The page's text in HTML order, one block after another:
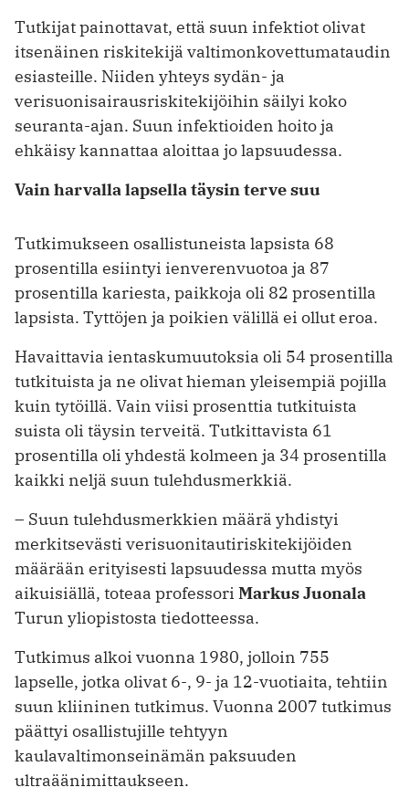
Tutkijat painottavat, että suun infektiot olivat
itsenäinen riskitekijä valtimonkovettumataudin
esiasteille. Niiden yhteys sydän- ja
verisuonisairausriskitekijöihin säilyi koko
seuranta-ajan. Suun infektioiden hoito ja
ehkäisy kannattaa aloittaa jo lapsuudessa.
Vain harvalla lapsella täysin terve suu
Tutkimukseen osallistuneista lapsista 68
prosentilla esiintyi ienverenvuotoa ja 87
prosentilla kariesta, paikkoja oli 82 prosentilla
lapsista. Tyttöjen ja poikien välillä ei ollut eroa.
Havaittavia ientaskumuutoksia oli 54 prosentilla
tutkituista ja ne olivat hieman yleisempiä pojilla
kuin tytöillä. Vain viisi prosenttia tutkituista
suista oli täysin terveitä. Tutkittavista 61
prosentilla oli yhdestä kolmeen ja 34 prosentilla
kaikki neljä suun tulehdusmerkkiä.
– Suun tulehdusmerkkien määrä yhdistyi
merkitsevästi verisuonitautiriskitekijöiden
määrään erityisesti lapsuudessa mutta myös
aikuisiällä, toteaa professori Markus Juonala
Turun yliopistosta tiedotteessa.
Tutkimus alkoi vuonna 1980, jolloin 755
lapselle, jotka olivat 6-, 9- ja 12-vuotiaita, tehtiin
suun kliininen tutkimus. Vuonna 2007 tutkimus
päättyi osallistujille tehtyyn
kaulavaltimonseinämän paksuuden
ultraäänimittaukseen.